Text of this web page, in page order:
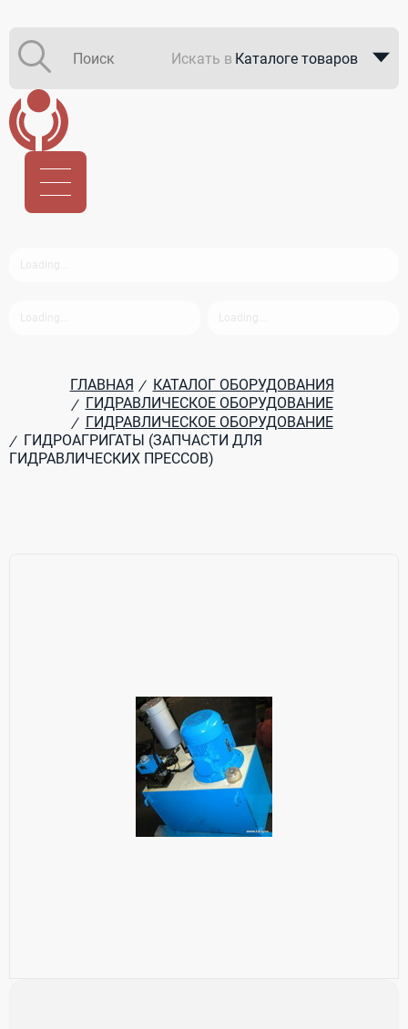
Искать в Каталоге товаров
ГЛАВНАЯ / КАТАЛОГ ОБОРУДОВАНИЯ
/
ГИДРАВЛИЧЕСКОЕ ОБОРУДОВАНИЕ
/ ГИДРАВЛИЧЕСКОЕ ОБОРУДОВАНИЕ
/ ГИДРОАГРИГАТЫ (ЗАПЧАСТИ ДЛЯ
ГИДРАВЛИЧЕСКИХ ПРЕССОВ)